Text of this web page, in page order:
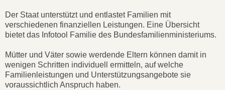
Der Staat unterstützt und entlastet Familien mit
verschiedenen finanziellen Leistungen. Eine Übersicht
bietet das Infotool Familie des Bundesfamilienministeriums.
Mütter und Väter sowie werdende Eltern können damit in
wenigen Schritten individuell ermitteln, auf welche
Familienleistungen und Unterstützungsangebote sie
voraussichtlich Anspruch haben.